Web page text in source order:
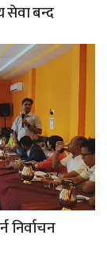
सेवा बन्द
निर्वाचन